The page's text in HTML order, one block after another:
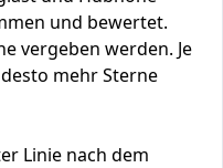
und bewertet.
vergeben werden. Je
mehr Sterne
Linie nach dem